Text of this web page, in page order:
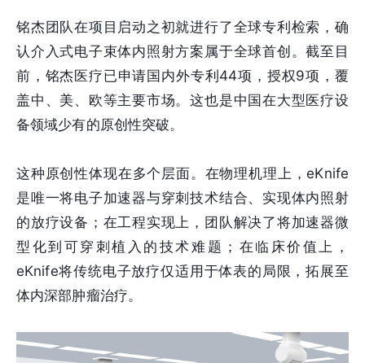
铭杰团队在项目启动之初就进行了全球专利检索，确
认介入式电子束体内照射方案属于全球首创。截至目
前，铭杰医疗已申请国内外专利44项，授权9项，覆
盖中、美、欧等主要市场。这也是中国在大型医疗设
备领域少有的原创性突破。
这种原创性体现在多个层面。在物理机理上，eKnife
是唯一将电子加速器与穿刺技术结合、实现体内照射
的放疗设备；在工程实现上，团队解决了将加速器微
型化到可穿刺植入的技术难题；在临床价值上，
eKnife将传统电子放疗仅适用于体表的局限，拓展至
体内深部肿瘤治疗。